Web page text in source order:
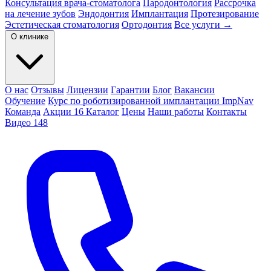
Консультация врача-стоматолога Пародонтология Рассрочка
на лечение зубов Эндодонтия Имплантация Протезирование
Эстетическая стоматология Ортодонтия Все услуги →
О клинике
О нас Отзывы Лицензии Гарантии Блог Вакансии
Обучение Курс по роботизированной имплантации ImpNav
Команда Акции 16 Каталог Цены Наши работы Контакты
Видео 148